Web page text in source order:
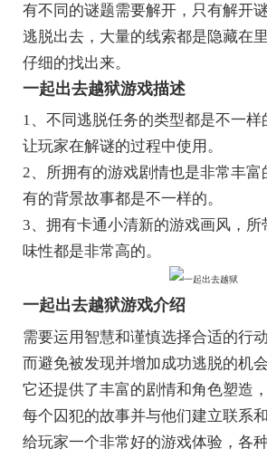
有不同的谜题需要解开，只有解开
逃脱出去，大量的线索都是隐藏在
仔细的找出来。
一起出去越狱游戏描述
1、不同逃脱任务的类型都是不一
让玩家在解谜的过程中使用。
2、所拥有的游戏剧情也是非常丰富
有的背景故事都是不一样的。
3、拥有卡通小清新的游戏画风，所
味性都是非常高的。
一起出去越狱游戏介绍
需要运用智慧和谨慎选择合适的行
而避免被发现并增加成功逃脱的机会
它还提供了丰富的剧情和角色塑造
每个囚犯的故事并与他们建立联系和
给玩家一个非常好的游戏体验，各